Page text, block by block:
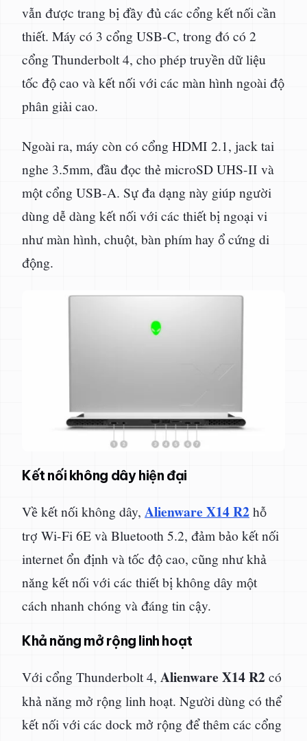
vẫn được trang bị đầy đủ các cổng kết nối cần
thiết. Máy có 3 cổng USB-C, trong đó có 2
cổng Thunderbolt 4, cho phép truyền dữ liệu
tốc độ cao và kết nối với các màn hình ngoài độ
phân giải cao.
Ngoài ra, máy còn có cổng HDMI 2.1, jack tai
nghe 3.5mm, đầu đọc thẻ microSD UHS-II và
một cổng USB-A. Sự đa dạng này giúp người
dùng dễ dàng kết nối với các thiết bị ngoại vi
như màn hình, chuột, bàn phím hay ổ cứng di
động.
Kết nối không dây hiện đại
Về kết nối không dây, Alienware X14 R2hỗ
trợ Wi-Fi 6E và Bluetooth 5.2, đảm bảo kết nối
internet ổn định và tốc độ cao, cũng như khả
năng kết nối với các thiết bị không dây một
cách nhanh chóng và đáng tin cậy.
Khả năng mở rộng linh hoạt
Với cổng Thunderbolt 4, Alienware X14 R2có
khả năng mở rộng linh hoạt. Người dùng có thể
kết nối với các dock mở rộng để thêm các cổng